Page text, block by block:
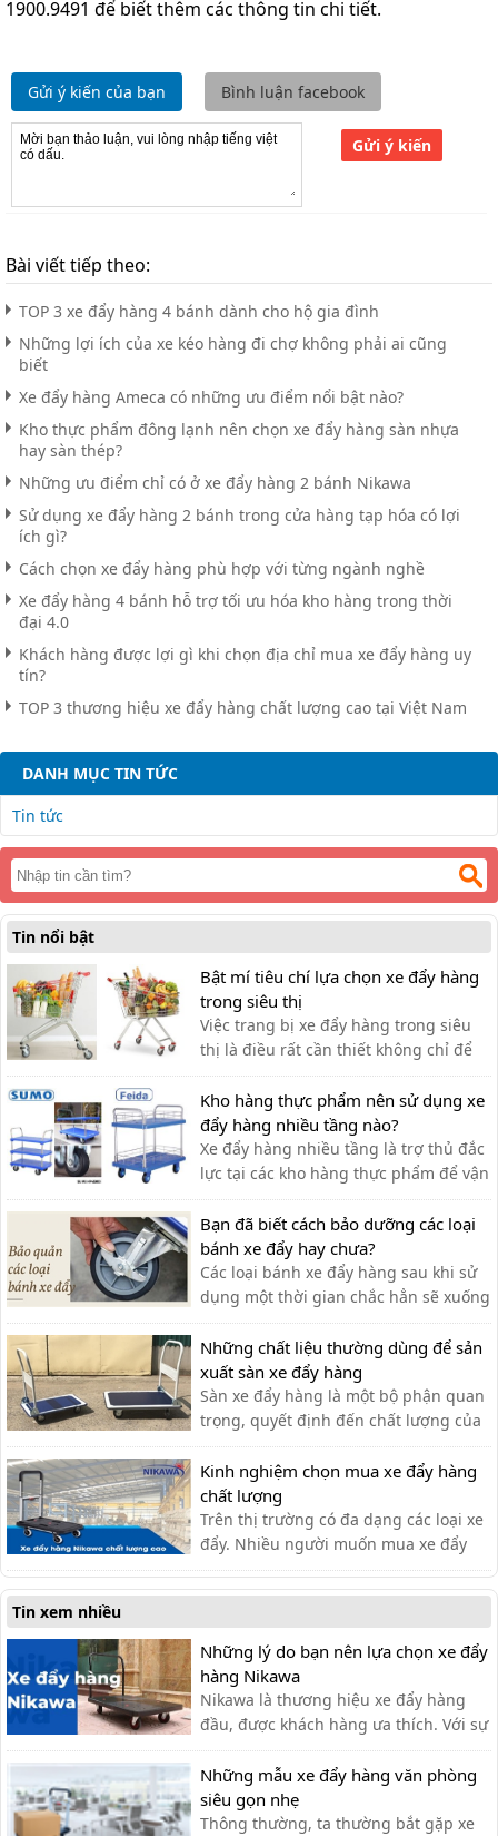
1900.9491 để biết thêm các thông tin chi tiết.
Gửi ý kiến của bạn Bình luận facebook
Gửi ý kiến
Bài viết tiếp theo:
TOP 3 xe đẩy hàng 4 bánh dành cho hộ gia đình
Những lợi ích của xe kéo hàng đi chợ không phải ai cũng
biết
Xe đẩy hàng Ameca có những ưu điểm nổi bật nào?
Kho thực phẩm đông lạnh nên chọn xe đẩy hàng sàn nhựa
hay sàn thép?
Những ưu điểm chỉ có ở xe đẩy hàng 2 bánh Nikawa
Sử dụng xe đẩy hàng 2 bánh trong cửa hàng tạp hóa có lợi
ích gì?
Cách chọn xe đẩy hàng phù hợp với từng ngành nghề
Xe đẩy hàng 4 bánh hỗ trợ tối ưu hóa kho hàng trong thời
đại 4.0
Khách hàng được lợi gì khi chọn địa chỉ mua xe đẩy hàng uy
tín?
TOP 3 thương hiệu xe đẩy hàng chất lượng cao tại Việt Nam
DANH MỤC TIN TỨC
Tin tức
Tin nổi bật
Bật mí tiêu chí lựa chọn xe đẩy hàng
trong siêu thị
Việc trang bị xe đẩy hàng trong siêu
thị là điều rất cần thiết không chỉ để
khách hàng đựng đồ khi mua sắm mà
còn hỗ trợ vận chuyển hàng hóa.
Kho hàng thực phẩm nên sử dụng xe
đẩy hàng nhiều tầng nào?
Xe đẩy hàng nhiều tầng là trợ thủ đắc
lực tại các kho hàng thực phẩm để vận
chuyển hàng hóa. Dưới đây là một số
dòng xe đẩy được ưa chuộng trên thị
trường.
Bạn đã biết cách bảo dưỡng các loại
bánh xe đẩy hay chưa?
Các loại bánh xe đẩy hàng sau khi sử
dụng một thời gian chắc hẳn sẽ xuống
cấp và không thể vận hành một cách
linh hoạt,do đó ta cần có cách bảo
dưỡng chính xác
Những chất liệu thường dùng để sản
xuất sàn xe đẩy hàng
Sàn xe đẩy hàng là một bộ phận quan
trọng, quyết định đến chất lượng của
xe đẩy. Lựa chọn chất liệu phù hợp
giúp bạn có được chiếc xe đẩy hàng
ưng ý.
Kinh nghiệm chọn mua xe đẩy hàng
chất lượng
Trên thị trường có đa dạng các loại xe
đẩy. Nhiều người muốn mua xe đẩy
hàng nhưng băn khoăn không biết
nên lựa chọn xe đẩy hàng chất lượng
Tin xem nhiều
Những lý do bạn nên lựa chọn xe đẩy
hàng Nikawa
Nikawa là thương hiệu xe đẩy hàng
đầu, được khách hàng ưa thích. Với sự
tiện lợi, bền đẹp, xe đẩy hàng Nikawa
chưa bao giờ khiến khách hàng thất
vọng.
Những mẫu xe đẩy hàng văn phòng
siêu gọn nhẹ
Thông thường, ta thường bắt gặp xe